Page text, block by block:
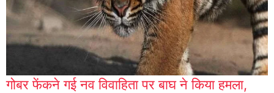
गोबर फेंकने गई नव विवाहिता पर बाघ ने किया हमला,